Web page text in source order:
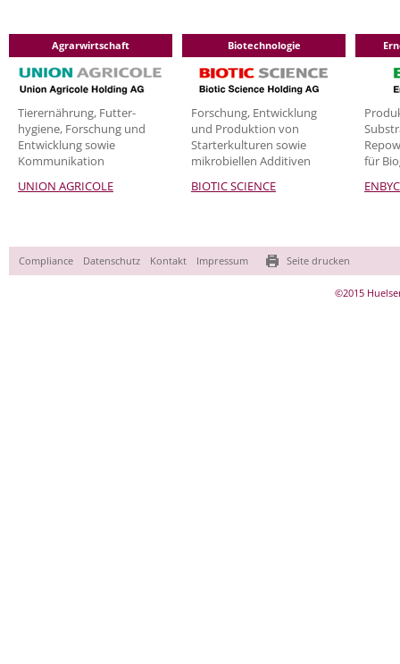
Agrarwirtschaft
Tier­ernährung, Futter-
hygiene, Forschung und
Entwicklung sowie
Kommunikation
UNION AGRICOLE
Biotechnologie
Forschung, Entwicklung
und Produktion von
Starterkulturen sowie
mikrobiellen Additiven
BIOTIC SCIENCE
für
überspringen
Compliance Datenschutz Kontakt Impressum Seite drucken
©2015